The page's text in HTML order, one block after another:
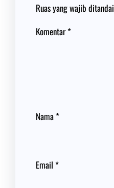
Ruas yang wajib ditandai
Komentar*
Nama *
Email *